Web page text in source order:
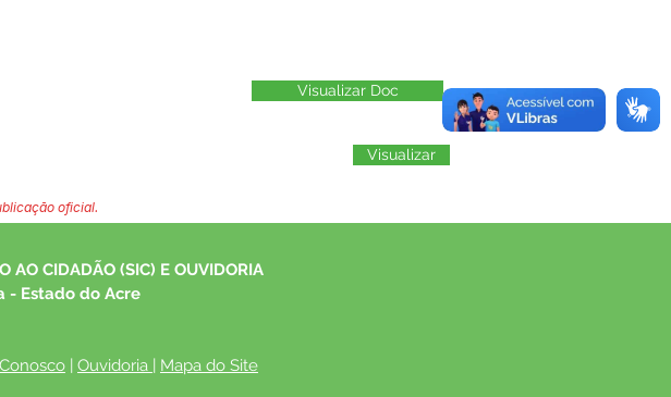
Visualizar Doc
Visualizar
oficial.
AO CIDADÃO (SIC) E OUVIDORIA
- Estado do Acre
| Ouvidoria | Mapa do Site